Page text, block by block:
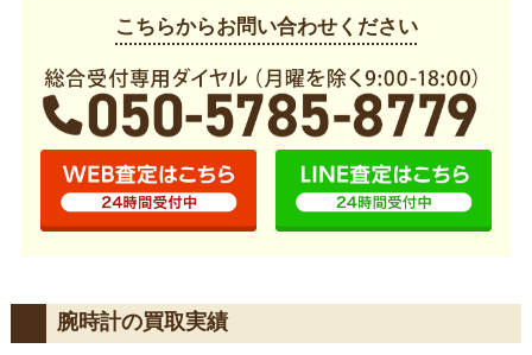
こちらからお問い合わせください
腕時計の買取実績